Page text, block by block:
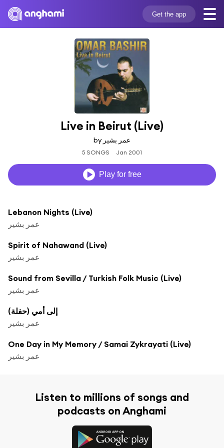
Get the app
Live in Beirut (Live)
by عمر بشير
5 SONGS Jan 2001
Play for free
Lebanon Nights (Live)
عمر بشير
Spirit of Nahawand (Live)
عمر بشير
Sound from Sevilla / Turkish Folk Music (Live)
عمر بشير
إلى أمي (حفلة)
عمر بشير
One Day in My Memory / Samai Zykrayati (Live)
عمر بشير
Listen to millions of songs and
podcasts on Anghami